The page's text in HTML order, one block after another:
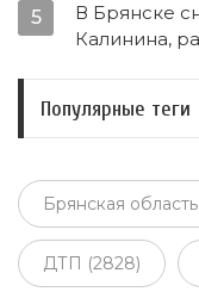
5
В Брянске
Калинина,
Популярные теги
Брянская
ДТП (2828)